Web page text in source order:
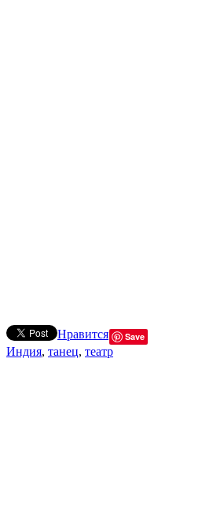
Нравится Save
Индия, танец, театр